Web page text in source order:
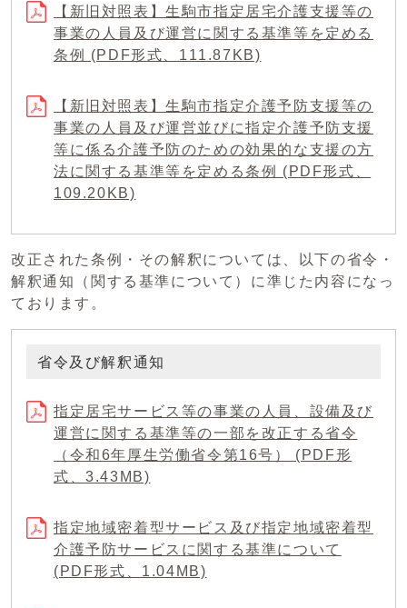
【新旧対照表】生駒市指定居宅介護支援等の
事業の人員及び運営に関する基準等を定める
条例 (PDF形式、111.87KB)
【新旧対照表】生駒市指定介護予防支援等の
事業の人員及び運営並びに指定介護予防支援
等に係る介護予防のための効果的な支援の方
法に関する基準等を定める条例 (PDF形式、
109.20KB)
改正された条例・その解釈については、以下の省令・
解釈通知（関する基準について）に準じた内容になっ
ております。
省令及び解釈通知
指定居宅サービス等の事業の人員、設備及び
運営に関する基準等の一部を改正する省令
（令和6年厚生労働省令第16号） (PDF形
式、3.43MB)
指定地域密着型サービス及び指定地域密着型
介護予防サービスに関する基準について
(PDF形式、1.04MB)